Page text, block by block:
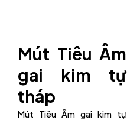
Mút Tiêu Âm
gai kim tự
tháp
Mút Tiêu Âm gai kim tự